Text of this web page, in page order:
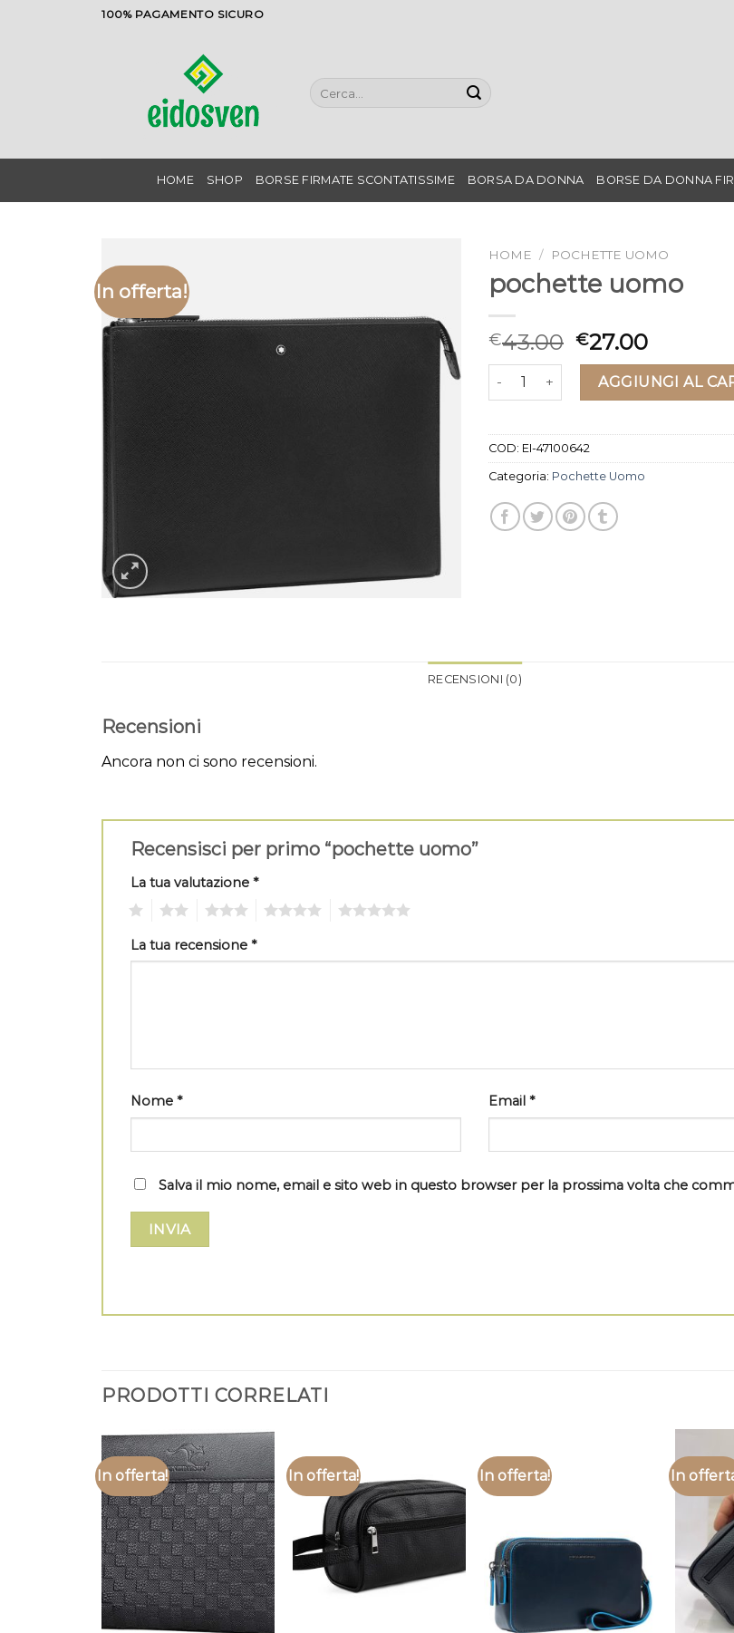
100% PAGAMENTO SICURO
Cerca:
HOME SHOP BORSE FIRMATE SCONTATISSIME BORSA DA DONNA BORSE DA DONNA
In offerta!
HOME / POCHETTE UOMO
pochette uomo
€43.00 €27.00
pochette uomo quantità
AGGIUNGI AL
COD: EI-47100642
Categoria: Pochette Uomo
RECENSIONI (0)
Recensioni
Ancora non ci sono recensioni.
Recensisci per primo “pochette uomo”
La tua valutazione *
La tua recensione *
Nome * Email *
Salva il mio nome, email e sito web in questo browser per la prossima volta che
PRODOTTI CORRELATI
In offerta! In offerta! In offerta! In